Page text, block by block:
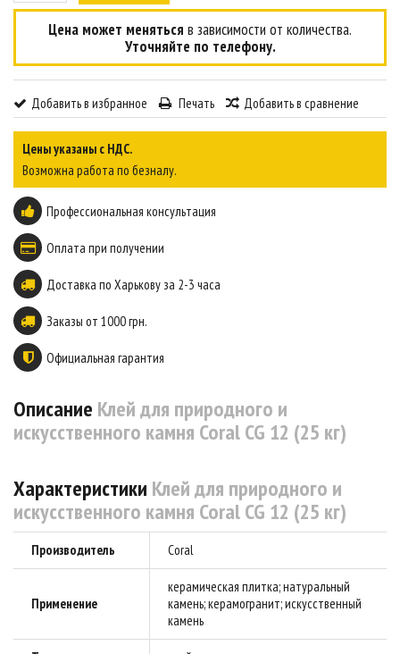
Цена может меняться в зависимости от количества.
Уточняйте по телефону.
Добавить в избранное Печать Добавить в сравнение
Цены указаны с НДС.
Возможна работа по безналу.
Профессиональная консультация
Оплата при получении
Доставка по Харькову за 2-3 часа
Заказы от 1000 грн.
Официальная гарантия
Описание Клей для природного и
искусственного камня Coral CG 12 (25 кг)
Характеристики Клей для природного и
искусственного камня Coral CG 12 (25 кг)
Производитель Coral
Применение
керамическая плитка; натуральный
камень; керамогранит; искусственный
камень